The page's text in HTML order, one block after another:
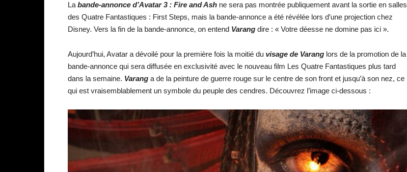
La bande-annonce d’Avatar 3 : Fire and Ash ne sera pas montrée publiquement avant la sortie en salles
des Quatre Fantastiques : First Steps, mais la bande-annonce a été révélée lors d’une projection chez
Disney. Vers la fin de la bande-annonce, on entend Varang dire : « Votre déesse ne domine pas ici ».
Aujourd’hui, Avatar a dévoilé pour la première fois la moitié du visage de Varang lors de la promotion de la
bande-annonce qui sera diffusée en exclusivité avec le nouveau film Les Quatre Fantastiques plus tard
dans la semaine. Varang a de la peinture de guerre rouge sur le centre de son front et jusqu’à son nez, ce
qui est vraisemblablement un symbole du peuple des cendres. Découvrez l’image ci-dessous :